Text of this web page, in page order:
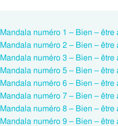
Mandala numéro 1 – Bien –
Mandala numéro 2 – Bien –
Mandala numéro 3 – Bien –
Mandala numéro 5 – Bien –
Mandala numéro 6 – Bien –
Mandala numéro 7 – Bien –
Mandala numéro 8 – Bien –
Mandala numéro 9 – Bien –